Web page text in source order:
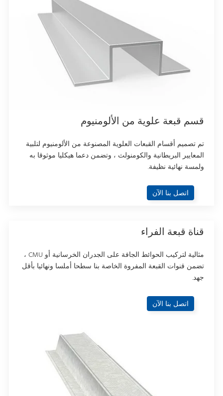
قسم قبعة علوية من الألومنيوم
تم تصميم أقسام القبعات العلوية المصنوعة من الألومنيوم لتلبية
المعايير البريطانية والكومنولث ، وتضمن دعما هيكليا موثوقا به
ولمسة نهائية نظيفة.
اتصل بنا الآن
قناة قبعة الفراء
مثالية لتركيب الحوائط الجافة على الجدران الخرسانية أو CMU ،
تضمن قنوات القبعة المفروة الخاصة بنا سطحا أملسا ونهائيا بأقل
جهد.
اتصل بنا الآن